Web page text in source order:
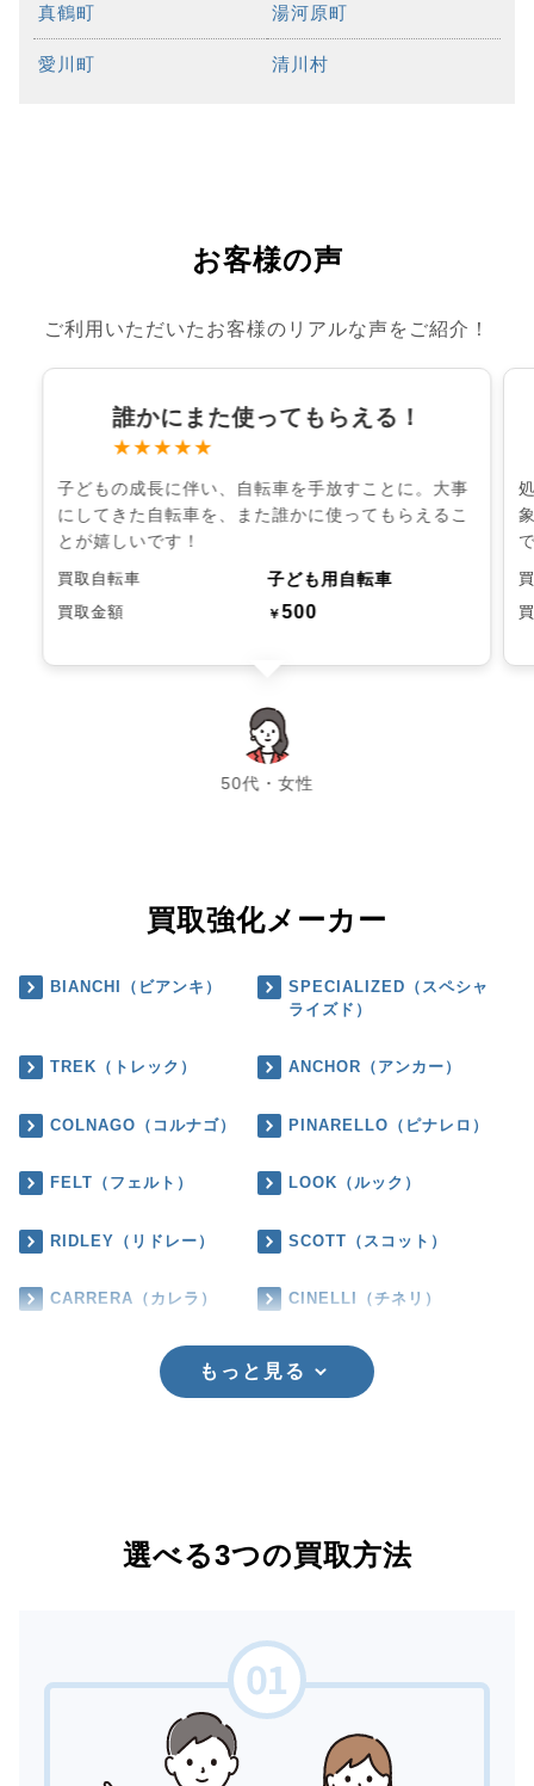
真鶴町 湯河原町
愛川町 清川村
お客様の声
ご利用いただいたお客様のリアルな声をご紹介！
誰かにまた使ってもらえる！
★★★★★
子どもの成長に伴い、自転車を手放すことに。大事
にしてきた自転車を、また誰かに使ってもらえるこ
とが嬉しいです！
買取自転車 子ども用自転車
買取金額 ￥500
50代・女性
chevron_left chevron_right
買取強化メーカー
BIANCHI（ビアンキ）
SPECIALIZED（スペシャ
ライズド）
TREK（トレック） ANCHOR（アンカー）
COLNAGO（コルナゴ） PINARELLO（ピナレロ）
FELT（フェルト） LOOK（ルック）
RIDLEY（リドレー） SCOTT（スコット）
CARRERA（カレラ） CINELLI（チネリ）
もっと見る
選べる3つの買取方法